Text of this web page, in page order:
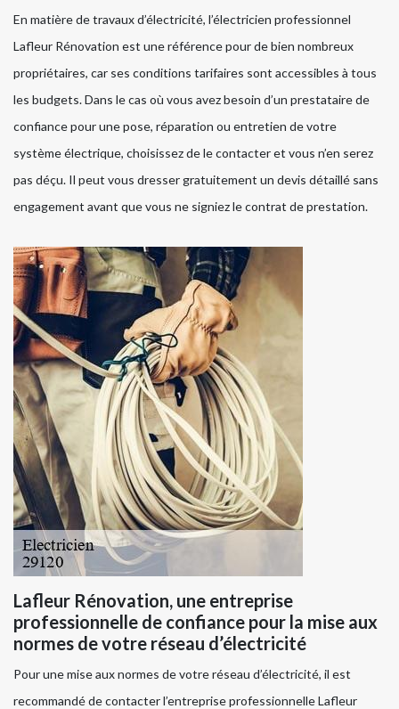
En matière de travaux d’électricité, l’électricien professionnel
Lafleur Rénovation est une référence pour de bien nombreux
propriétaires, car ses conditions tarifaires sont accessibles à tous
les budgets. Dans le cas où vous avez besoin d’un prestataire de
confiance pour une pose, réparation ou entretien de votre
système électrique, choisissez de le contacter et vous n’en serez
pas déçu. Il peut vous dresser gratuitement un devis détaillé sans
engagement avant que vous ne signiez le contrat de prestation.
Lafleur Rénovation, une entreprise
professionnelle de confiance pour la mise aux
normes de votre réseau d’électricité
Pour une mise aux normes de votre réseau d’électricité, il est
recommandé de contacter l’entreprise professionnelle Lafleur